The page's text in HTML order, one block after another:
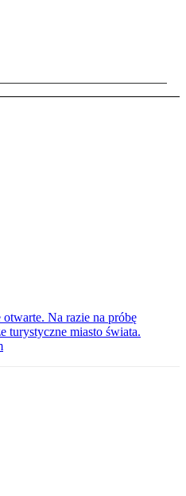
Na razie na próbę
turystyczne miasto świata.